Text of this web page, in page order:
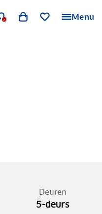
Menu
Deuren
5-deurs